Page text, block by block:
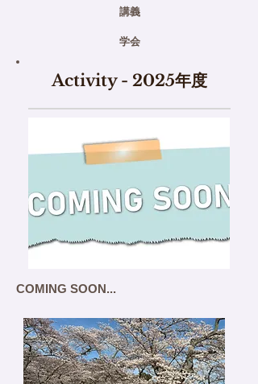
講義
学会
Activity - 2025年度
COMING SOON...